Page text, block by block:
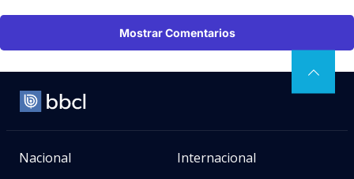
Mostrar Comentarios
Nacional Internacional